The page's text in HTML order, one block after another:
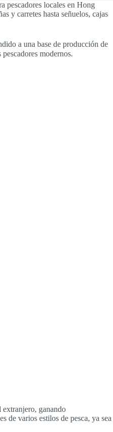
pescadores locales en Hong
y carretes hasta señuelos, cajas
a una base de producción de
modernos.
ganando
de varios estilos de pesca, ya sea